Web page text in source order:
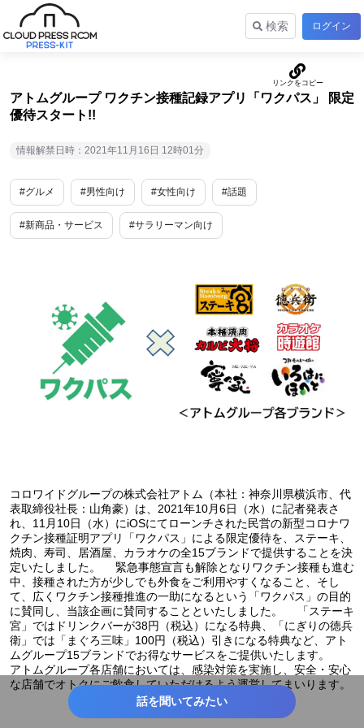
検索 ログイン
アトムグループ ワクチン接種記録アプリ「ワクパス」 限定
優待スタート!!
情報解禁日時：2021年11月16日 12時01分
#グルメ #男性向け #女性向け #話題
#新商品・サービス #サラリーマン向け
コロワイドグループの株式会社アトム（本社：神奈川県横浜市、代
表取締役社長：山角豪）は、2021年10月6日（水）に記者発表さ
れ、11月10日（水）にiOSにてローンチされた民営の新型コロナワ
クチン接種証明アプリ「ワクパス」による限定優待を、ステーキ、
焼肉、寿司、居酒屋、カラオケの全15ブランドで提供することを決
定いたしました。 緊急事態宣言も解除となりワクチン接種も進む
中、接種された方が少しでも外食をご利用やすくなること、そし
て、広くワクチン接種推進の一助になるという「ワクパス」の目的
に賛同し、当該企画に賛同することといたしました。 「ステーキ
宮」ではドリンクバーが38円（税込）になる特典、「にぎりの徳兵
衛」では「まぐろ三味」100円（税込）引きになる特典など、アト
ムグループ15ブランドでお得なサービスをご提供いたします。
アトムグループ各店舗においては、感染対策を実施し、安全・安心
な店舗でオトクにご飲食していただけるよう運営してまいります。
話を聞いてみたい